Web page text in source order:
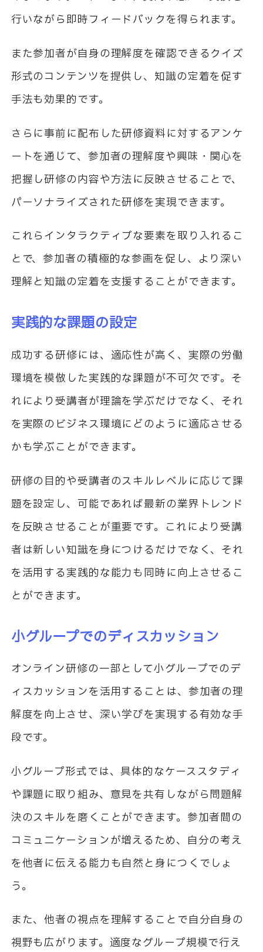
行いながら即時フィードバックを得られます。
また参加者が自身の理解度を確認できるクイズ
形式のコンテンツを提供し、知識の定着を促す
手法も効果的です。
さらに事前に配布した研修資料に対するアンケ
ートを通じて、参加者の理解度や興味・関心を
把握し研修の内容や方法に反映させることで、
パーソナライズされた研修を実現できます。
これらインタラクティブな要素を取り入れるこ
とで、参加者の積極的な参画を促し、より深い
理解と知識の定着を支援することができます。
実践的な課題の設定
成功する研修には、適応性が高く、実際の労働
環境を模倣した実践的な課題が不可欠です。そ
れにより受講者が理論を学ぶだけでなく、それ
を実際のビジネス環境にどのように適応させる
かも学ぶことができます。
研修の目的や受講者のスキルレベルに応じて課
題を設定し、可能であれば最新の業界トレンド
を反映させることが重要です。これにより受講
者は新しい知識を身につけるだけでなく、それ
を活用する実践的な能力も同時に向上させるこ
とができます。
小グループでのディスカッション
オンライン研修の一部として小グループでのデ
ィスカッションを活用することは、参加者の理
解度を向上させ、深い学びを実現する有効な手
段です。
小グループ形式では、具体的なケーススタディ
や課題に取り組み、意見を共有しながら問題解
決のスキルを磨くことができます。参加者間の
コミュニケーションが増えるため、自分の考え
を他者に伝える能力も自然と身につくでしょ
う。
また、他者の視点を理解することで自分自身の
視野も広がります。適度なグループ規模で行え